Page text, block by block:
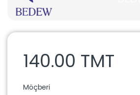
140.00 TMT
Möçberi